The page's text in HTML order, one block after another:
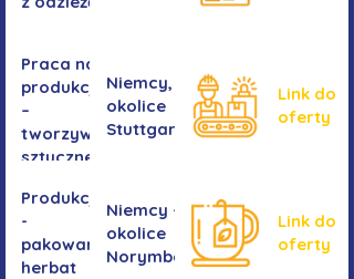
Praca na
produkcji
–
tworzywa
sztuczne
Niemcy,
okolice
Stuttgartu
Link do
oferty
Produkcja
-
pakowanie
herbat
Niemcy -
okolice
Norymbergii
Link do
oferty